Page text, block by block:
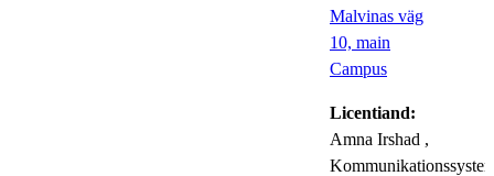
Malvinas väg
10, main
Campus
Licentiand:
Amna Irshad ,